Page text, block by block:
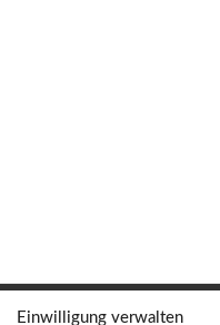
Einwilligung verwalten